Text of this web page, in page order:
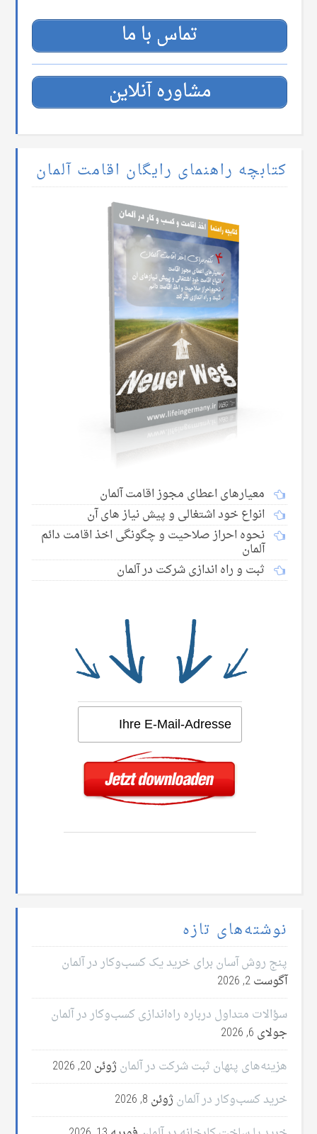
تماس با ما
مشاوره آنلاین
کتابچه راهنمای رایگان اقامت آلمان
معیارهای اعطای مجوز اقامت آلمان
انواع خود اشتغالی و پیش نیاز های آن
نحوه احراز صلاحیت و چگونگی اخذ اقامت دائم
آلمان
ثبت و راه اندازی شرکت در آلمان
نوشته‌های تازه
پنج روش آسان برای خرید یک کسب‌وکار در آلمان
آگوست 2, 2026
سؤالات متداول درباره راه‌اندازی کسب‌وکار در آلمان
جولای 6, 2026
هزینه‌های پنهان ثبت شرکت در آلمان ژوئن 20, 2026
خرید کسب‌وکار در آلمان ژوئن 8, 2026